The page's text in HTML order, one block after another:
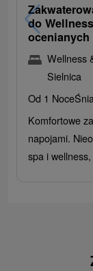
do
Wellness
Sielnica
Od 1 Noce
Komfortowe
napojami.
spa i